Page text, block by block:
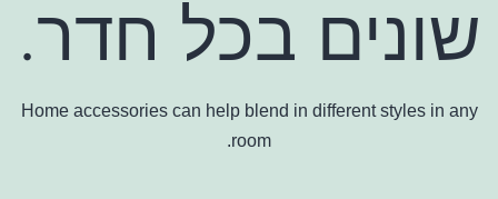
שונים בכל חדר.
Home accessories can help blend in different styles in any
room.